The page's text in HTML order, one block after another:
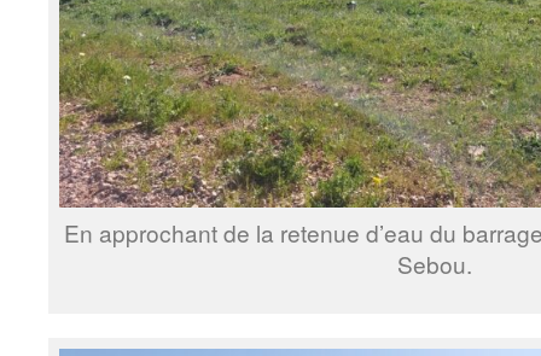
En approchant de la retenue d’eau du
Sebou.